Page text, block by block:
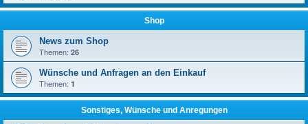
Shop
News zum Shop
Themen: 26
Wünsche und Anfragen an den Einkauf
Themen: 1
Sonstiges, Wünsche und Anregungen